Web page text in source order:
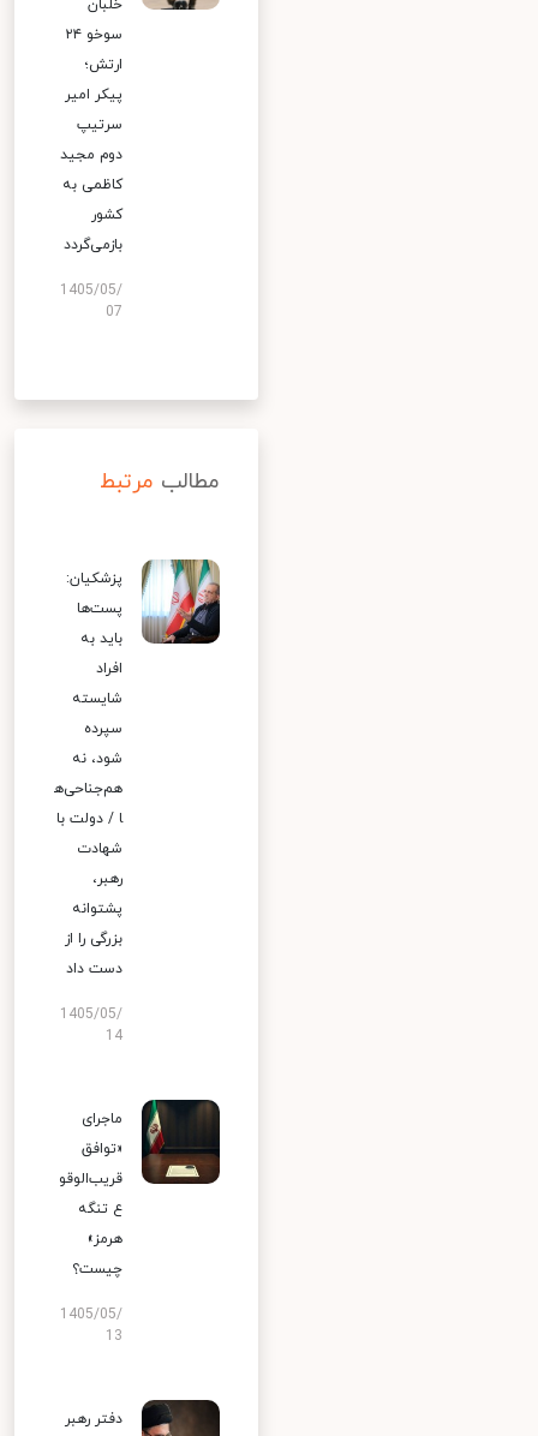
خلبان
سوخو ۲۴
ارتش؛
پیکر امیر
سرتیپ
دوم مجید
کاظمی به
کشور
بازمی‌گردد
1405/05/
07
مطالب مرتبط
پزشکیان:
پست‌ها
باید به
افراد
شایسته
سپرده
شود، نه
هم‌جناحی‌ه
ا / دولت با
شهادت
رهبر،
پشتوانه
بزرگی را از
دست داد
1405/05/
14
ماجرای
«توافق
قریب‌الوقو
ع تنگه
هرمز»
چیست؟
1405/05/
13
دفتر رهبر